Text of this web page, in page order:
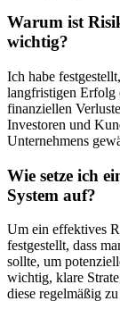
Warum ist
wichtig?
Ich habe
langfristigen ⁢Erfolg⁣
finanziellen
Investoren⁣ und
Unternehmens
Wie setze ich​
System ⁢auf?
Um ein ⁢effektives⁤
festgestellt, dass
sollte, um
wichtig, klare
diese ⁤regelmäßig‌